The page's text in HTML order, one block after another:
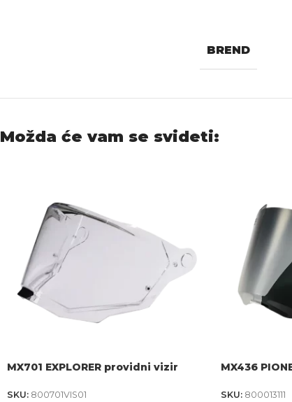
BREND
Možda će vam se svideti:
MX701 EXPLORER providni vizir
SKU: 800701VIS01
MX436
SKU: 800013111